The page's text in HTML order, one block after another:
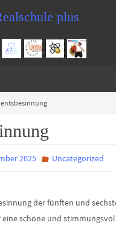
plus
2025 Uncategorized
der fünften und
schöne und